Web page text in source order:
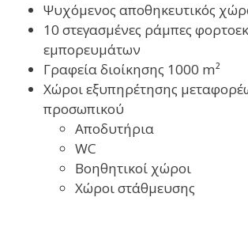
Ψυχόμενος αποθηκευτικός
10 στεγασμένες ράμπες
εμπορευμάτων
Γραφεία διοίκησης 1000 m²
Χώροι εξυπηρέτησης
προσωπικού
Αποδυτήρια
WC
Βοηθητικοί χώροι
Χώροι στάθμευσης